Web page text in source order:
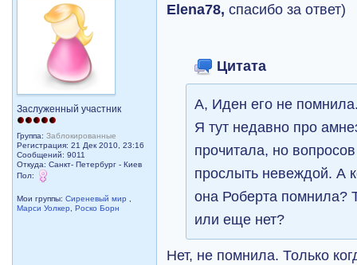
Заслуженный участник
Группа:Заблокированные
Регистрация: 21 Дек 2010, 23:16
Сообщений: 9011
Откуда: Санкт- Петербург - Киев
Пол:
Мои группы:Сиреневый мир ,
Марси Уолкер,Роско Борн
Elena78, спасибо за ответ)
Цитата
А, Иден его не
Я тут недавно про
прочитала, но
прослыть невеждой. А
она Роберта помнила?
или еще нет?
Нет, не помнила. Только